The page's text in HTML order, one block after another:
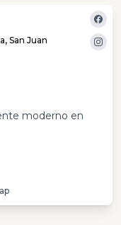
San Juan
moderno en